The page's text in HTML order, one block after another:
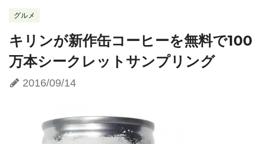
グルメ
キリンが新作缶コーヒーを無料で100
万本シークレットサンプリング
2016/09/14